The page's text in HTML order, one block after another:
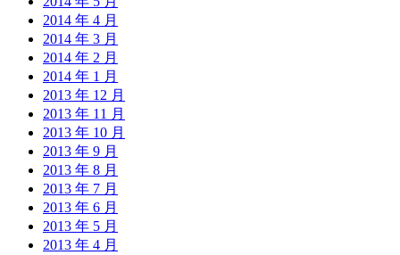
2014 年 4 月
2014 年 3 月
2014 年 2 月
2014 年 1 月
2013 年 12 月
2013 年 11 月
2013 年 10 月
2013 年 9 月
2013 年 8 月
2013 年 7 月
2013 年 6 月
2013 年 5 月
2013 年 4 月